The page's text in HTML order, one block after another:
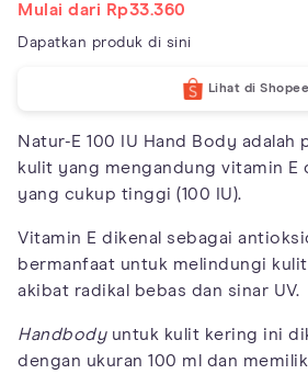
Mulai dari Rp33.360
Dapatkan produk di sini
Lihat di Shopee
Natur-E 100 IU Hand Body adalah
kulit yang mengandung vitamin E
yang cukup tinggi (100 IU).
Vitamin E dikenal sebagai
bermanfaat untuk melindungi
akibat radikal bebas dan sinar UV.
Handbodyuntuk kulit kering ini
dengan ukuran 100 ml dan